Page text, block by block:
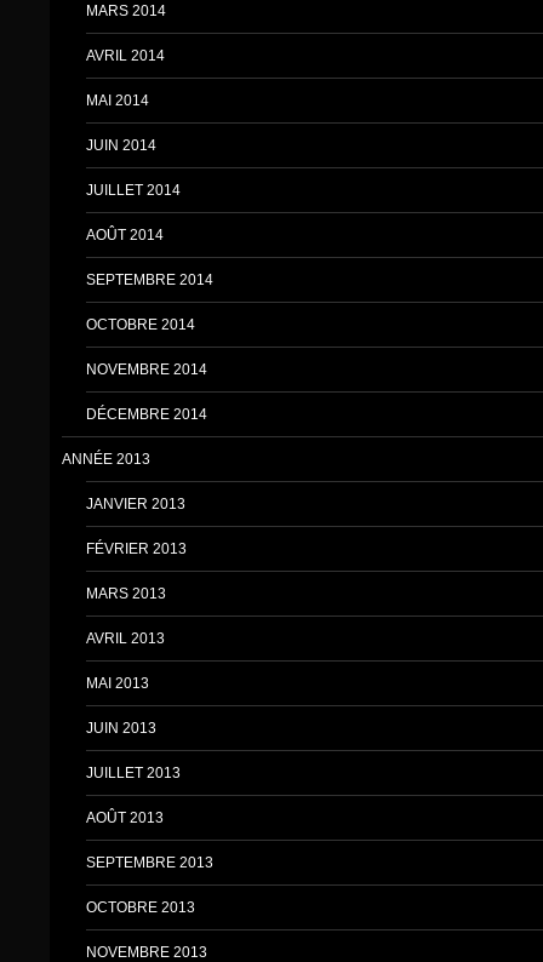
MARS 2014
AVRIL 2014
MAI 2014
JUIN 2014
JUILLET 2014
AOÛT 2014
SEPTEMBRE 2014
OCTOBRE 2014
NOVEMBRE 2014
DÉCEMBRE 2014
ANNÉE 2013
JANVIER 2013
FÉVRIER 2013
MARS 2013
AVRIL 2013
MAI 2013
JUIN 2013
JUILLET 2013
AOÛT 2013
SEPTEMBRE 2013
OCTOBRE 2013
NOVEMBRE 2013